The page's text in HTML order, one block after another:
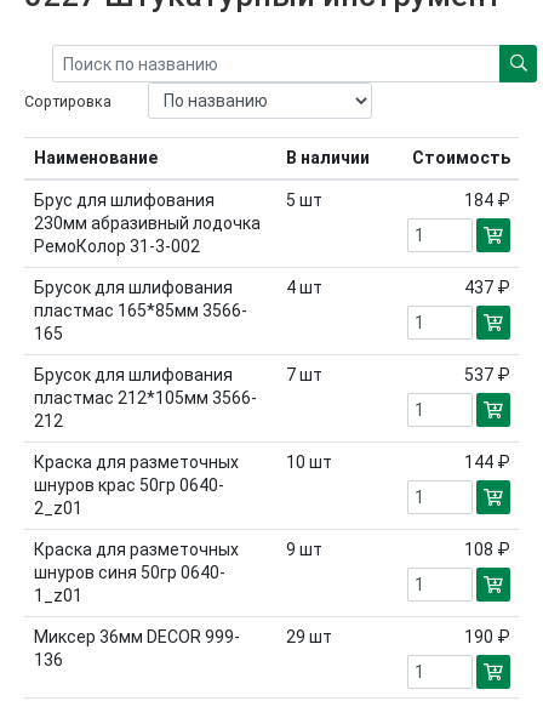
Сортировка
Наименование В наличии Стоимость
Брус для шлифования
230мм абразивный лодочка
РемоКолор 31-3-002
5 шт 184 ₽
Брусок для шлифования
пластмас 165*85мм 3566-
165
4шт 437 ₽
Брусок для шлифования
пластмас 212*105мм 3566-
212
7шт 537 ₽
Краска для разметочных
шнуров крас 50гр 0640-
2_z01
10 шт 144 ₽
Краска для разметочных
шнуров синя 50гр 0640-
1_z01
9 шт 108 ₽
Миксер 36мм DECOR 999-
136
29 шт 190 ₽